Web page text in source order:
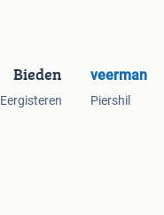
Bieden
Eergisteren
veerman
Piershil